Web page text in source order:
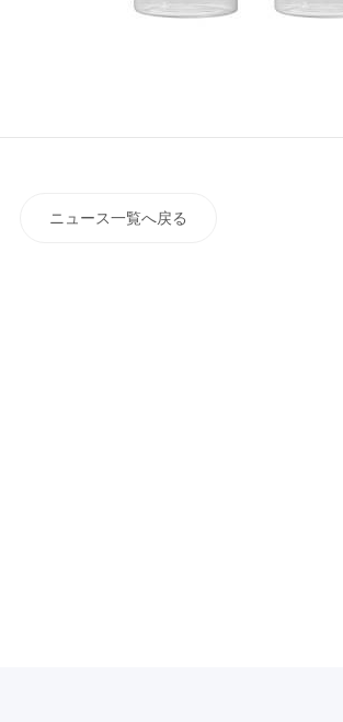
ニュース一覧へ戻る